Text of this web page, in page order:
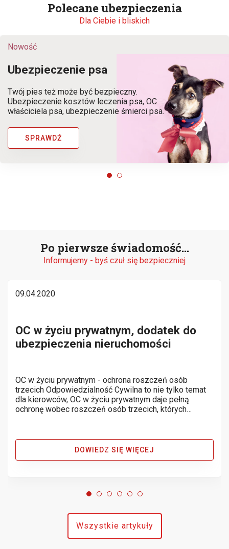
Polecane ubezpieczenia
Dla Ciebie i bliskich
Nowość
Ubezpieczenie psa
Twój pies też może być bezpieczny.
Ubezpieczenie kosztów leczenia psa, OC
właściciela psa, ubezpieczenie śmierci psa.
SPRAWDŹ
Po pierwsze świadomość...
Informujemy - byś czuł się bezpieczniej
09.04.2020
OC w życiu prywatnym, dodatek do
ubezpieczenia nieruchomości
OC w życiu prywatnym - ochrona roszczeń osób
trzecich Odpowiedzialność Cywilna to nie tylko temat
dla kierowców, OC w życiu prywatnym daje pełną
ochronę wobec roszczeń osób trzecich, których
DOWIEDZ SIĘ WIĘCEJ
Wszystkie artykuły